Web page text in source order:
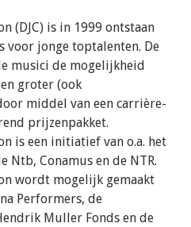
(DJC) is in 1999 ontstaan
voor jonge toptalenten. De
musici de mogelijkheid
groter (ook
middel van een carrière-
prijzenpakket.
is een initiatief van o.a. het
Ntb, Conamus en de NTR.
wordt mogelijk gemaakt
Performers, de
Muller Fonds en de